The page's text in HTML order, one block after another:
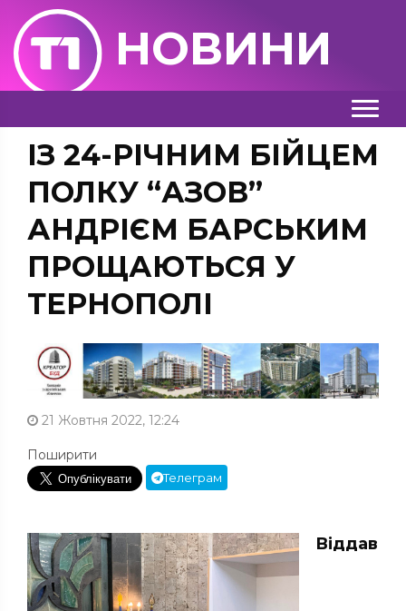
НОВИНИ
ІЗ 24-РІЧНИМ БІЙЦЕМ
ПОЛКУ “АЗОВ”
АНДРІЄМ БАРСЬКИМ
ПРОЩАЮТЬСЯ У
ТЕРНОПОЛІ
21 Жовтня 2022, 12:24
Поширити
Телеграм
Віддав